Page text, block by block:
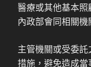
醫療或其他基本
內政部會同相關機
主管機關或受委
措施，避免造成當